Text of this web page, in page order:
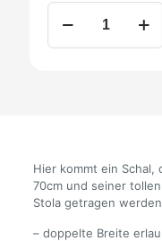
Alpaka
Schal
Andou
Hier kommt ein
70cm und seiner
Stola getragen
– doppelte Breite